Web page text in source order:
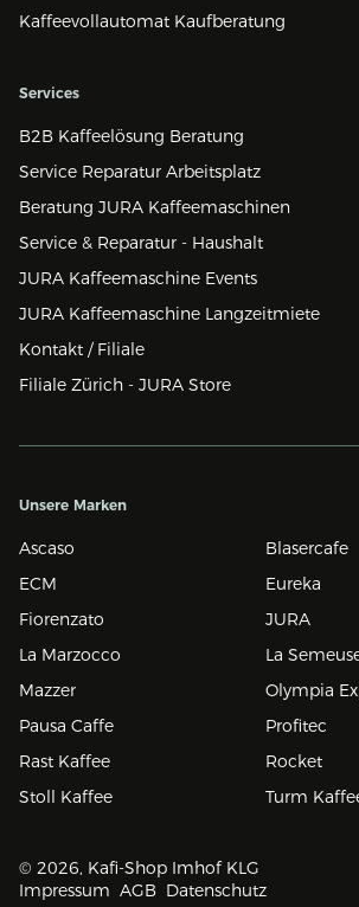
Kaffeevollautomat Kaufberatung
Services
B2B Kaffeelösung Beratung
Service Reparatur Arbeitsplatz
Beratung JURA Kaffeemaschinen
Service & Reparatur - Haushalt
JURA Kaffeemaschine Events
JURA Kaffeemaschine Langzeitmiete
Kontakt / Filiale
Filiale Zürich - JURA Store
Unsere Marken
Ascaso
Blasercafe
ECM
Eureka
Fiorenzato
JURA
La Marzocco
La
Mazzer
Olympia
Pausa Caffe
Profitec
Rast Kaffee
Rocket
Stoll Kaffee
Turm
© 2026, Kafi-Shop Imhof KLG
Impressum AGB Datenschutz